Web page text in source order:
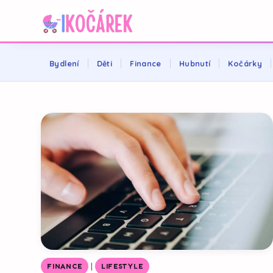
Bydlení Děti Finance Hubnutí Kočárky
FINANCE | LIFESTYLE